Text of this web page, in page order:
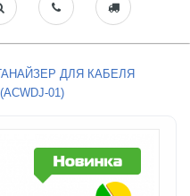
ДЛЯ КАБЕЛЯ
01)